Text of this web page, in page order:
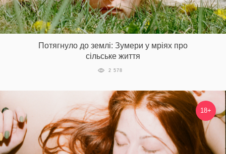
Потягнуло до землі: Зумери у мріях про
сільське життя
2 578
18+